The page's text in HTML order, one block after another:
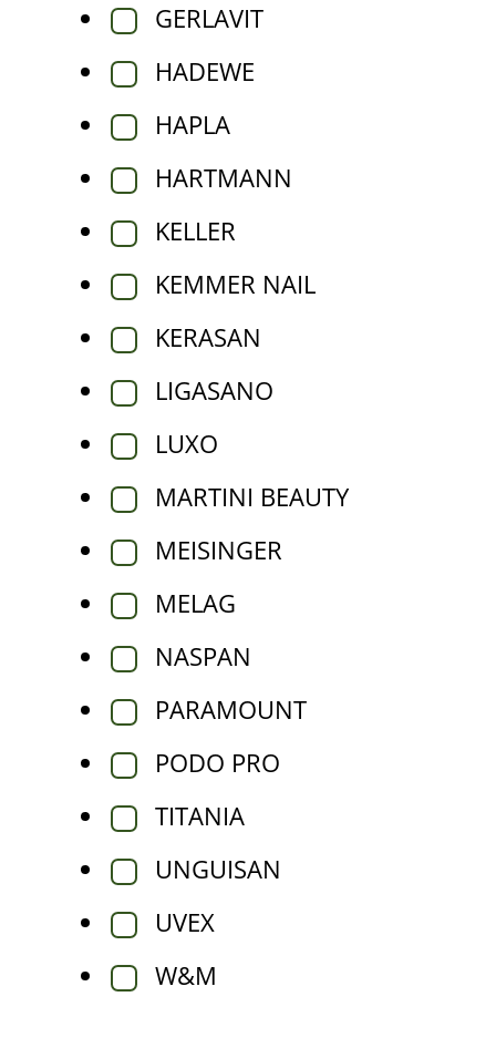
Tik pedikiūro meistrams
Nagų atkūrimo preparatai
Sportuojantiems
GERLAVIT
HADEWE
HAPLA
HARTMANN
KELLER
KEMMER NAIL
KERASAN
LIGASANO
LUXO
MARTINI BEAUTY
MEISINGER
MELAG
NASPAN
PARAMOUNT
PODO PRO
TITANIA
UNGUISAN
UVEX
W&M